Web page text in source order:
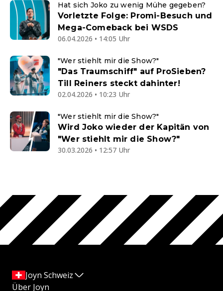
Hat sich Joko zu wenig Mühe gegeben?
Vorletzte Folge: Promi-Besuch und
Mega-Comeback bei WSDS
06.04.2026 • 14:05 Uhr
"Wer stiehlt mir die Show?"
"Das Traumschiff" auf ProSieben?
Till Reiners steckt dahinter!
02.04.2026 • 10:23 Uhr
"Wer stiehlt mir die Show?"
Wird Joko wieder der Kapitän von
"Wer stiehlt mir die Show?"
30.03.2026 • 12:57 Uhr
Joyn Schweiz
Über Joyn